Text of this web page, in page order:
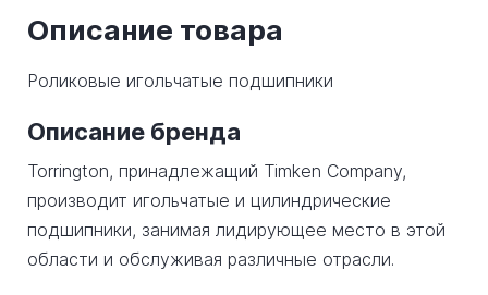
Описание товара
Роликовые игольчатые подшипники
Описание бренда
Torrington, принадлежащий Timken Company,
производит игольчатые и цилиндрические
подшипники, занимая лидирующее место в этой
области и обслуживая различные отрасли.